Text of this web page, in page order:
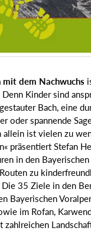
mit dem Nachwuchs
Kinder sind
Bach, eine
oder spannende
allein ist vielen zu
präsentiert Stefan
in den
zu
35 Ziele in den
Bayerischen
im Rofan,